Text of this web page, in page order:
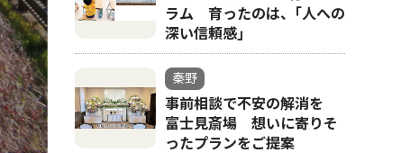
ラム 育ったのは、｢人への
深い信頼感｣
秦野
事前相談で不安の解消を
富士見斎場 想いに寄りそ
ったプランをご提案